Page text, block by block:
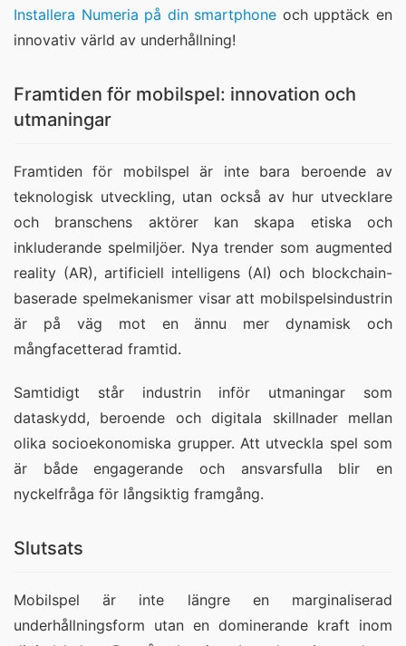
Installera Numeria på din smartphone och upptäck en
innovativ värld av underhållning!
Framtiden för mobilspel: innovation och
utmaningar
Framtiden för mobilspel är inte bara beroende av
teknologisk utveckling, utan också av hur utvecklare
och branschens aktörer kan skapa etiska och
inkluderande spelmiljöer. Nya trender som augmented
reality (AR), artificiell intelligens (AI) och blockchain-
baserade spelmekanismer visar att mobilspelsindustrin
är på väg mot en ännu mer dynamisk och
mångfacetterad framtid.
Samtidigt står industrin inför utmaningar som
dataskydd, beroende och digitala skillnader mellan
olika socioekonomiska grupper. Att utveckla spel som
är både engagerande och ansvarsfulla blir en
nyckelfråga för långsiktig framgång.
Slutsats
Mobilspel är inte längre en marginaliserad
underhållningsform utan en dominerande kraft inom